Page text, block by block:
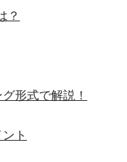
？
形式で解説！
ト